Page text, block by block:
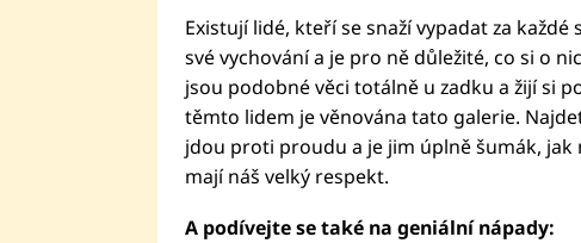
Existují lidé, kteří se snaží vypadat za
své vychování a je pro ně důležité, co si o
jsou podobné věci totálně u zadku a žijí si
těmto lidem je věnována tato galerie.
jdou proti proudu a je jim úplně šumák,
mají náš velký respekt.
A podívejte se také na geniální nápady: